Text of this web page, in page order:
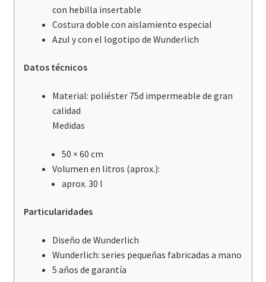
con hebilla insertable
Costura doble con aislamiento especial
Azul y con el logotipo de Wunderlich
Datos técnicos
Material: poliéster 75d impermeable de gran
calidad
Medidas
50 × 60 cm
Volumen en litros (aprox.):
aprox. 30 l
Particularidades
Diseño de Wunderlich
Wunderlich: series pequeñas fabricadas a mano
5 años de garantía